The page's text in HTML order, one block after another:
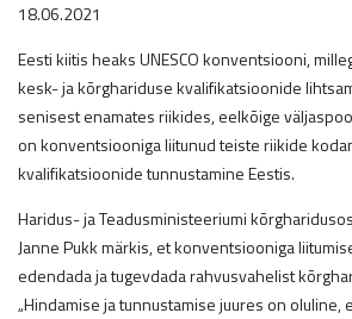
18.06.2021
Eesti kiitis heaks UNESCO konventsiooni,
kesk- ja kõrghariduse kvalifikatsioonide
senisest enamates riikides, eelkõige
on konventsiooniga liitunud teiste riikide
kvalifikatsioonide tunnustamine Eestis.
Haridus- ja Teadusministeeriumi
Janne Pukk märkis, et konventsiooniga
edendada ja tugevdada rahvusvahelist
„Hindamise ja tunnustamise juures on